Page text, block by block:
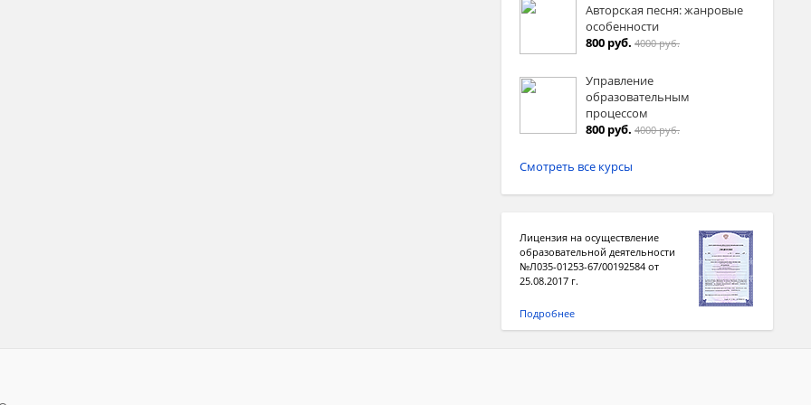
Авторская песня: жанровые
особенности
800 руб. 4000 руб.
Управление
образовательным
процессом
800 руб. 4000 руб.
Смотреть все курсы
Лицензия на осуществление
образовательной деятельности
№Л035-01253-67/00192584 от
25.08.2017 г.
Подробнее